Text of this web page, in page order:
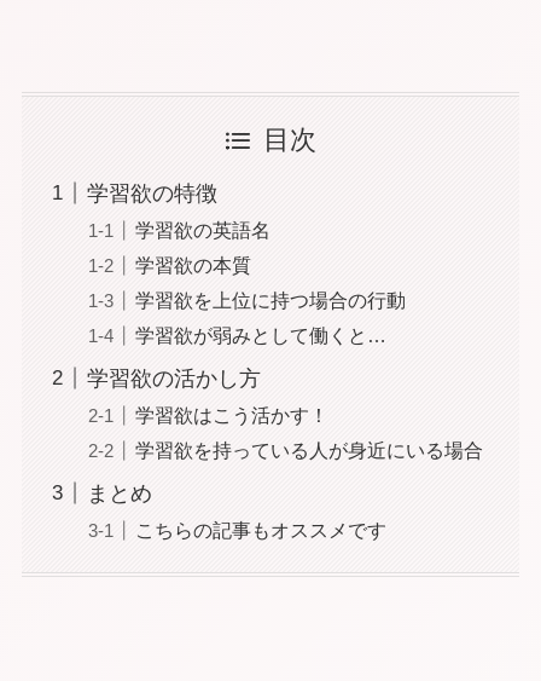
目次
学習欲の特徴
学習欲の英語名
学習欲の本質
学習欲を上位に持つ場合の行動
学習欲が弱みとして働くと…
学習欲の活かし方
学習欲はこう活かす！
学習欲を持っている人が身近にいる場合
まとめ
こちらの記事もオススメです